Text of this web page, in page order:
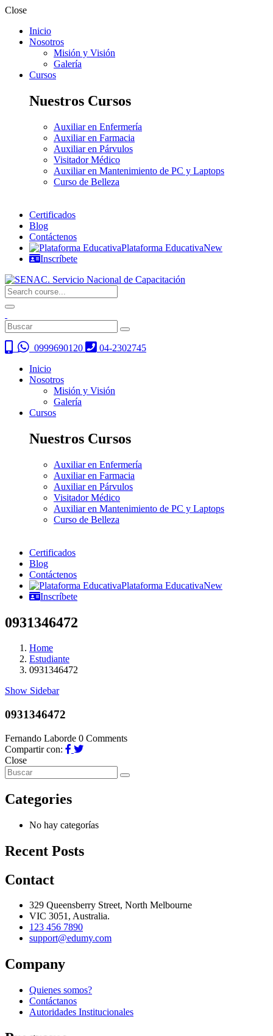
Close
Inicio
Nosotros
Misión y Visión
Galería
Cursos
Nuestros Cursos
Auxiliar en Enfermería
Auxiliar en Farmacia
Auxiliar en Párvulos
Visitador Médico
Auxiliar en Mantenimiento de PC y Laptops
Curso de Belleza
Certificados
Blog
Contáctenos
Plataforma EducativaNew
Inscríbete
0999690120
04-2302745
Inicio
Nosotros
Misión y Visión
Galería
Cursos
Nuestros Cursos
Auxiliar en Enfermería
Auxiliar en Farmacia
Auxiliar en Párvulos
Visitador Médico
Auxiliar en Mantenimiento de PC y Laptops
Curso de Belleza
Certificados
Blog
Contáctenos
Plataforma EducativaNew
Inscríbete
0931346472
Home
Estudiante
0931346472
Show Sidebar
0931346472
Fernando Laborde 0 Comments
Compartir con:
Close
Categories
No hay categorías
Recent Posts
Contact
329 Queensberry Street, North Melbourne
VIC 3051, Australia.
123 456 7890
support@edumy.com
Company
Quienes somos?
Contáctanos
Autoridades Institucionales